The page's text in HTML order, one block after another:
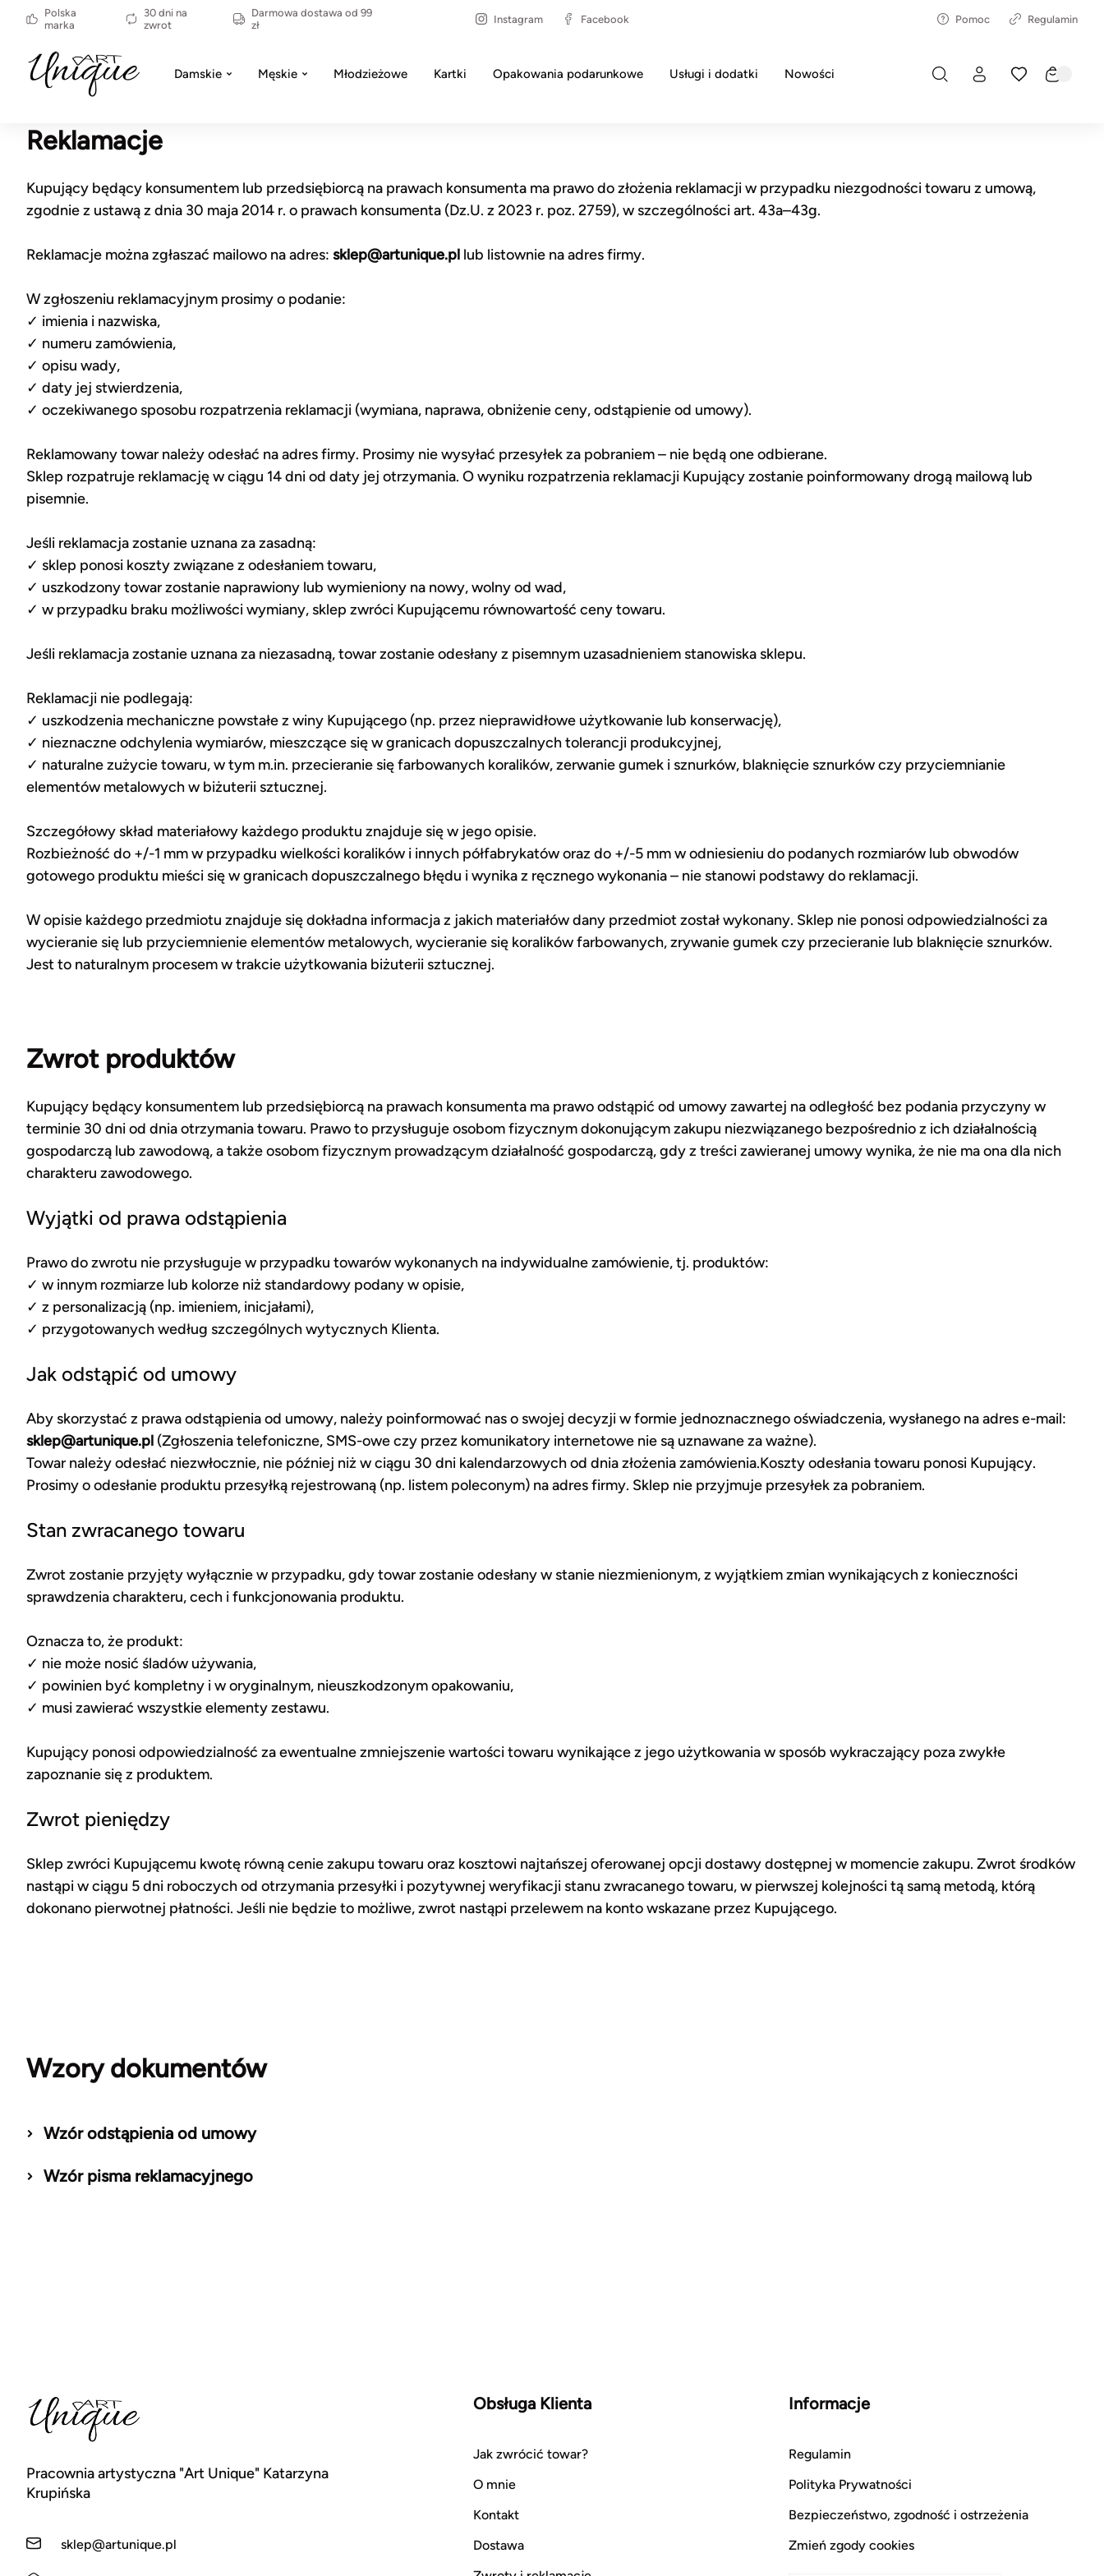
Polska
marka
30 dni na
zwrot
Darmowa dostawa od 99
zł
Instagram Facebook Pomoc Regulamin
Damskie Męskie Młodzieżowe Kartki Opakowania podarunkowe Usługi i dodatki Nowości
Reklamacje
Kupujący będący konsumentem lub przedsiębiorcą na prawach konsumenta ma prawo do złożenia reklamacji w przypadku niezgodności towaru z umową,
zgodnie z ustawą z dnia 30 maja 2014 r. o prawach konsumenta (Dz.U. z 2023 r. poz. 2759), w szczególności art. 43a–43g.
Reklamacje można zgłaszać mailowo na adres: sklep@artunique.pl lub listownie na adres firmy.
W zgłoszeniu reklamacyjnym prosimy o podanie:
✓ imienia i nazwiska,
✓ numeru zamówienia,
✓ opisu wady,
✓ daty jej stwierdzenia,
✓ oczekiwanego sposobu rozpatrzenia reklamacji (wymiana, naprawa, obniżenie ceny, odstąpienie od umowy).
Reklamowany towar należy odesłać na adres firmy. Prosimy nie wysyłać przesyłek za pobraniem – nie będą one odbierane.
Sklep rozpatruje reklamację w ciągu 14 dni od daty jej otrzymania. O wyniku rozpatrzenia reklamacji Kupujący zostanie poinformowany drogą mailową lub
pisemnie.
Jeśli reklamacja zostanie uznana za zasadną:
✓ sklep ponosi koszty związane z odesłaniem towaru,
✓ uszkodzony towar zostanie naprawiony lub wymieniony na nowy, wolny od wad,
✓ w przypadku braku możliwości wymiany, sklep zwróci Kupującemu równowartość ceny towaru.
Jeśli reklamacja zostanie uznana za niezasadną, towar zostanie odesłany z pisemnym uzasadnieniem stanowiska sklepu.
Reklamacji nie podlegają:
✓ uszkodzenia mechaniczne powstałe z winy Kupującego (np. przez nieprawidłowe użytkowanie lub konserwację),
✓ nieznaczne odchylenia wymiarów, mieszczące się w granicach dopuszczalnych tolerancji produkcyjnej,
✓ naturalne zużycie towaru, w tym m.in. przecieranie się farbowanych koralików, zerwanie gumek i sznurków, blaknięcie sznurków czy przyciemnianie
elementów metalowych w biżuterii sztucznej.
Szczegółowy skład materiałowy każdego produktu znajduje się w jego opisie.
Rozbieżność do +/-1 mm w przypadku wielkości koralików i innych półfabrykatów oraz do +/-5 mm w odniesieniu do podanych rozmiarów lub obwodów
gotowego produktu mieści się w granicach dopuszczalnego błędu i wynika z ręcznego wykonania – nie stanowi podstawy do reklamacji.
W opisie każdego przedmiotu znajduje się dokładna informacja z jakich materiałów dany przedmiot został wykonany. Sklep nie ponosi odpowiedzialności za
wycieranie się lub przyciemnienie elementów metalowych, wycieranie się koralików farbowanych, zrywanie gumek czy przecieranie lub blaknięcie sznurków.
Jest to naturalnym procesem w trakcie użytkowania biżuterii sztucznej.
Zwrot produktów
Kupujący będący konsumentem lub przedsiębiorcą na prawach konsumenta ma prawo odstąpić od umowy zawartej na odległość bez podania przyczyny w
terminie 30 dni od dnia otrzymania towaru. Prawo to przysługuje osobom fizycznym dokonującym zakupu niezwiązanego bezpośrednio z ich działalnością
gospodarczą lub zawodową, a także osobom fizycznym prowadzącym działalność gospodarczą, gdy z treści zawieranej umowy wynika, że nie ma ona dla nich
charakteru zawodowego.
Wyjątki od prawa odstąpienia
Prawo do zwrotu nie przysługuje w przypadku towarów wykonanych na indywidualne zamówienie, tj. produktów:
✓ w innym rozmiarze lub kolorze niż standardowy podany w opisie,
✓ z personalizacją (np. imieniem, inicjałami),
✓ przygotowanych według szczególnych wytycznych Klienta.
Jak odstąpić od umowy
Aby skorzystać z prawa odstąpienia od umowy, należy poinformować nas o swojej decyzji w formie jednoznacznego oświadczenia, wysłanego na adres e-mail:
sklep@artunique.pl (Zgłoszenia telefoniczne, SMS-owe czy przez komunikatory internetowe nie są uznawane za ważne).
Towar należy odesłać niezwłocznie, nie później niż w ciągu 30 dni kalendarzowych od dnia złożenia zamówienia.Koszty odesłania towaru ponosi Kupujący.
Prosimy o odesłanie produktu przesyłką rejestrowaną (np. listem poleconym) na adres firmy. Sklep nie przyjmuje przesyłek za pobraniem.
Stan zwracanego towaru
Zwrot zostanie przyjęty wyłącznie w przypadku, gdy towar zostanie odesłany w stanie niezmienionym, z wyjątkiem zmian wynikających z konieczności
sprawdzenia charakteru, cech i funkcjonowania produktu.
Oznacza to, że produkt:
✓ nie może nosić śladów używania,
✓ powinien być kompletny i w oryginalnym, nieuszkodzonym opakowaniu,
✓ musi zawierać wszystkie elementy zestawu.
Kupujący ponosi odpowiedzialność za ewentualne zmniejszenie wartości towaru wynikające z jego użytkowania w sposób wykraczający poza zwykłe
zapoznanie się z produktem.
Zwrot pieniędzy
Sklep zwróci Kupującemu kwotę równą cenie zakupu towaru oraz kosztowi najtańszej oferowanej opcji dostawy dostępnej w momencie zakupu. Zwrot środków
nastąpi w ciągu 5 dni roboczych od otrzymania przesyłki i pozytywnej weryfikacji stanu zwracanego towaru, w pierwszej kolejności tą samą metodą, którą
dokonano pierwotnej płatności. Jeśli nie będzie to możliwe, zwrot nastąpi przelewem na konto wskazane przez Kupującego.
Wzory dokumentów
Wzór odstąpienia od umowy
Wzór pisma reklamacyjnego
Pracownia artystyczna "Art Unique" Katarzyna
Krupińska
sklep@artunique.pl
Obsługa Klienta
Jak zwrócić towar?
O mnie
Kontakt
Dostawa
Informacje
Regulamin
Polityka Prywatności
Bezpieczeństwo, zgodność i ostrzeżenia
Zmień zgody cookies